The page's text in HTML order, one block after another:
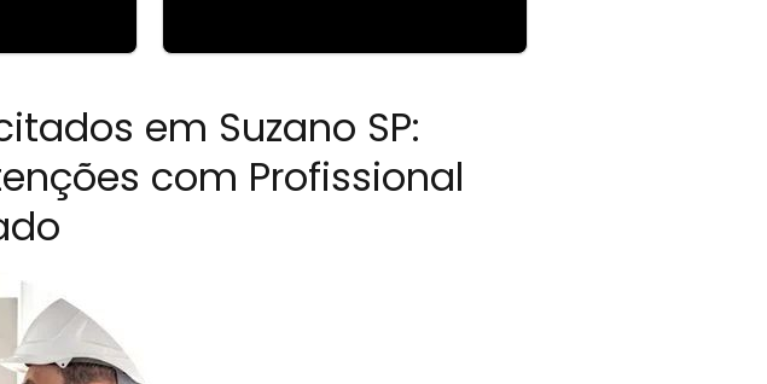
em Suzano SP:
com Profissional